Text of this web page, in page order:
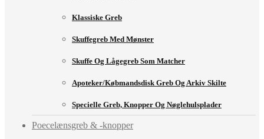
Klassiske Greb
Skuffegreb Med Mønster
Skuffe Og Lågegreb Som Matcher
Apoteker/købmandsdisk Greb Og Arkiv Skilte
Specielle Greb, Knopper Og Nøglehulsplader
Poecelænsgreb & -knopper